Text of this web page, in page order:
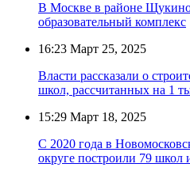
В Москве в районе
образовательный комплекс
16:23 Март 25, 2025
Власти рассказали о
школ, рассчитанных на 1
15:29 Март 18, 2025
С 2020 года в
округе построили 79 школ